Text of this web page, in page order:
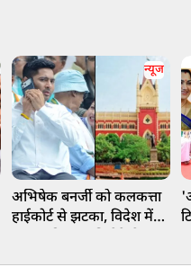
न्यूज
अभिषेक बनर्जी को कलकत्ता
हाईकोर्ट से झटका, विदेश में